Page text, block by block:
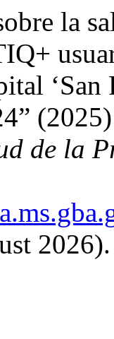
la
‘San
de la
2026).